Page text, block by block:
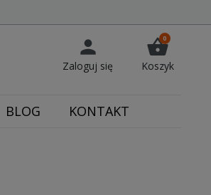
person
Zaloguj się
shopping_basket
0
Koszyk
BLOG KONTAKT